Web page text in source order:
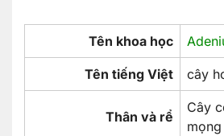
Tên khoa học
Tên tiếng Việt cây
Thân và rể
Cây